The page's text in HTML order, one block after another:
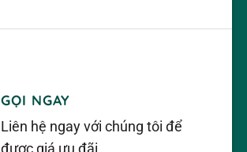
Người dùng cũng được hưởng
quyền truy cập thuận tiện, một nút
để sử dụng các chức năng thường
GỌI NGAY
Liên hệ ngay với chúng tôi để
được giá ưu đãi.